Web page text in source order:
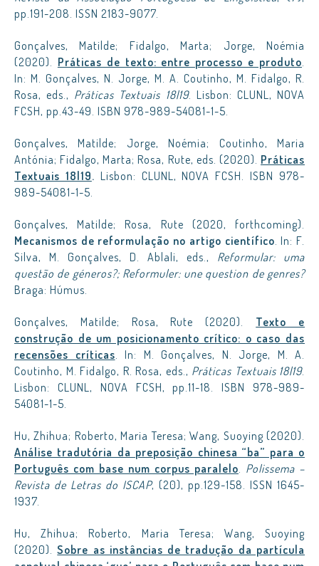
pp.191-208. ISSN 2183-9077.
Gonçalves, Matilde; Fidalgo, Marta; Jorge, Noémia
(2020). Práticas de texto: entre processo e produto.
In: M. Gonçalves, N. Jorge, M. A. Coutinho, M. Fidalgo, R.
Rosa, eds., Práticas Textuais 18|19. Lisbon: CLUNL, NOVA
FCSH, pp.43-49. ISBN 978-989-54081-1-5.
Gonçalves, Matilde; Jorge, Noémia; Coutinho, Maria
Antónia; Fidalgo, Marta; Rosa, Rute, eds. (2020). Práticas
Textuais 18|19. Lisbon: CLUNL, NOVA FCSH. ISBN 978-
989-54081-1-5.
Gonçalves, Matilde; Rosa, Rute (2020, forthcoming).
Mecanismos de reformulação no artigo científico. In: F.
Silva, M. Gonçalves, D. Ablali, eds., Reformular: uma
questão de géneros?; Reformuler: une question de genres?
Braga: Húmus.
Gonçalves, Matilde; Rosa, Rute (2020). Texto e
construção de um posicionamento crítico: o caso das
recensões críticas. In: M. Gonçalves, N. Jorge, M. A.
Coutinho, M. Fidalgo, R. Rosa, eds., Práticas Textuais 18|19.
Lisbon: CLUNL, NOVA FCSH, pp.11-18. ISBN 978-989-
54081-1-5.
Hu, Zhihua; Roberto, Maria Teresa; Wang, Suoying (2020).
Análise tradutória da preposição chinesa “ba” para o
Português com base num corpus paralelo. Polissema –
Revista de Letras do ISCAP, (20), pp.129-158. ISSN 1645-
1937.
Hu, Zhihua; Roberto, Maria Teresa; Wang, Suoying
(2020).Sobre as instâncias de tradução da partícula